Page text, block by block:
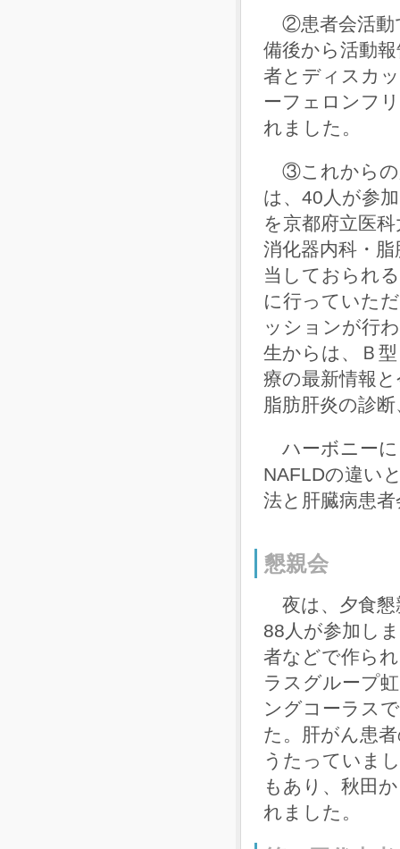
②患者会活動
備後から活動
者とディスカ
ーフェロンフ
れました。
③これからの
は、40人が参
を京都府立医
消化器内科・
当しておられ
に行っていた
ッションが行
生からは、Ｂ
療の最新情報
脂肪肝炎の診
ハーボニーに
NAFLDの違い
法と肝臓病患
懇親会
夜は、夕食懇
88人が参加し
者などで作ら
ラスグループ
ングコーラス
た。肝がん患
うたっていま
もあり、秋田
れました。